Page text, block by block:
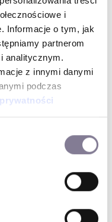
i
Informacje o tym, jak
partnerom
analitycznym.
z innymi danymi
podczas
DOSTĘPNYCH OD
Wspaniała
Czas oczekiwania